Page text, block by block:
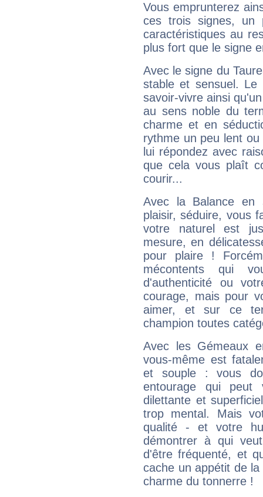
Vous emprunterez
ces trois signes, un
caractéristiques au
plus fort que le signe
Avec le signe du
stable et sensuel.
savoir-vivre ainsi
au sens noble du
charme et en
rythme un peu lent
lui répondez avec
que cela vous plaît
courir...
Avec la Balance en
plaisir, séduire, vous
votre naturel est
mesure, en
pour plaire !
mécontents qui
d'authenticité ou
courage, mais pour
aimer, et sur ce
champion toutes
Avec les Gémeaux
vous-même est
et souple : vous
entourage qui
dilettante et
trop mental. Mais
qualité - et votre
démontrer à qui
d'être fréquenté, et
cache un appétit de
charme du tonnerre !